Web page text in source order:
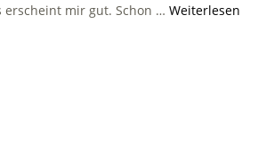
erscheint mir gut. Schon … Weiterlesen